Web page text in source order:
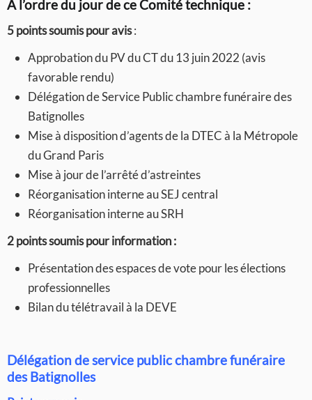
À l’ordre du jourde ce Comité technique :
5 points soumis pour avis:
Approbation du PV du CT du 13 juin 2022 (avis
favorable rendu)
Délégation de Service Public chambre funéraire des
Batignolles
Mise à disposition d’agents de la DTEC à la Métropole
du Grand Paris
Mise à jour de l’arrêté d’astreintes
Réorganisation interne au SEJ central
Réorganisation interne au SRH
2 points soumis pour information :
Présentation des espaces de vote pour les élections
professionnelles
Bilan du télétravail à la DEVE
Délégation de service public chambre funéraire
des Batignolles